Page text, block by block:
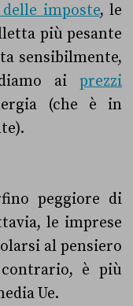
imposte, le
più pesante
sensibilmente,
ai prezzi
(che è in
peggiore di
le imprese
al pensiero
è più
Ue.